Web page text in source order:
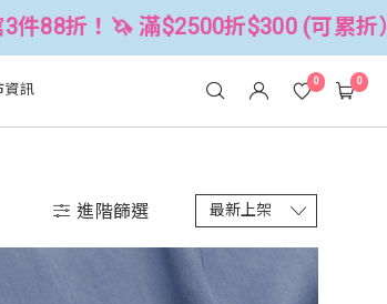
(可累折） 全館3
資訊 0 0
進階篩選